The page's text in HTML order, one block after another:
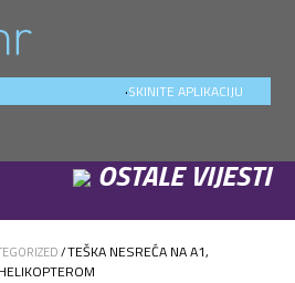
SKINITE APLIKACIJU
.
OSTALE VIJESTI
/TEŠKA NESREĆA NA A1,